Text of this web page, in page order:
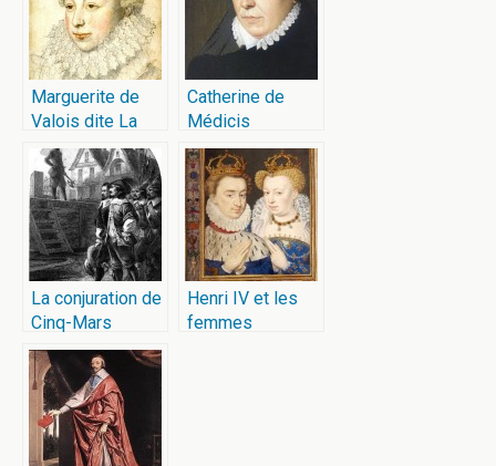
Marguerite de
Valois dite La
Reine Margot
Catherine de
Médicis
La conjuration de
Cinq-Mars
Henri IV et les
femmes